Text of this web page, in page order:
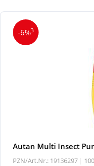
-6%3
Autan Multi Insect
PZN/Art.Nr.: 19136297 |